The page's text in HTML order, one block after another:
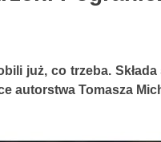
już, co trzeba.
autorstwa Tomasza